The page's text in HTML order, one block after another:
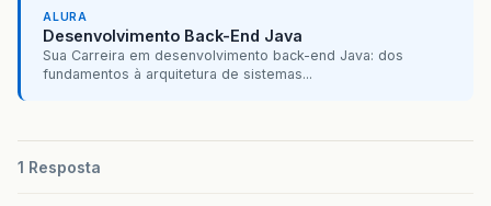
ALURA
Desenvolvimento Back-End Java
Sua Carreira em desenvolvimento back-end Java: dos
fundamentos à arquitetura de sistemas...
1 Resposta